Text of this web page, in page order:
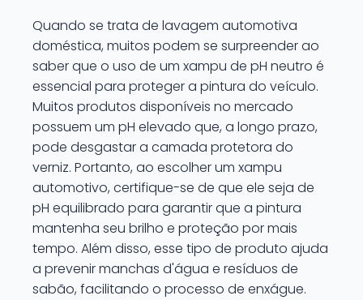
Quando se trata de lavagem automotiva
doméstica, muitos podem se surpreender ao
saber que o uso de um xampu de pH neutro é
essencial para proteger a pintura do veículo.
Muitos produtos disponíveis no mercado
possuem um pH elevado que, a longo prazo,
pode desgastar a camada protetora do
verniz. Portanto, ao escolher um xampu
automotivo, certifique-se de que ele seja de
pH equilibrado para garantir que a pintura
mantenha seu brilho e proteção por mais
tempo. Além disso, esse tipo de produto ajuda
a prevenir manchas d'água e resíduos de
sabão, facilitando o processo de enxágue.